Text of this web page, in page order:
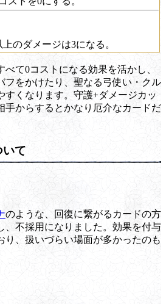
のダメージは3になる。
べて0コストになる効果を活かし、
フをかけたり、聖なる弓使い・クル
すくなります。守護+ダメージカッ
手からするとかなり厄介なカードだ
いて
のような、回復に繋がるカードの方
、不採用になりました。効果を付与
り、扱いづらい場面が多かったのも